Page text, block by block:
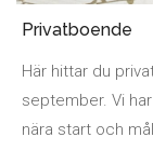
Privatboende
Här hittar du
september. Vi
nära start och